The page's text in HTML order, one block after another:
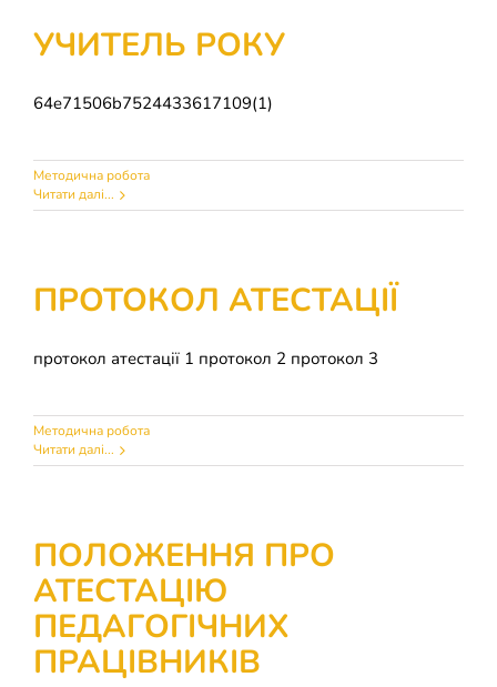
УЧИТЕЛЬ РОКУ
64e71506b7524433617109(1)
Методична робота
Читати далі...
ПРОТОКОЛ АТЕСТАЦІЇ
протокол атестації 1 протокол 2 протокол 3
Методична робота
Читати далі...
ПОЛОЖЕННЯ ПРО
АТЕСТАЦІЮ
ПЕДАГОГІЧНИХ
ПРАЦІВНИКІВ